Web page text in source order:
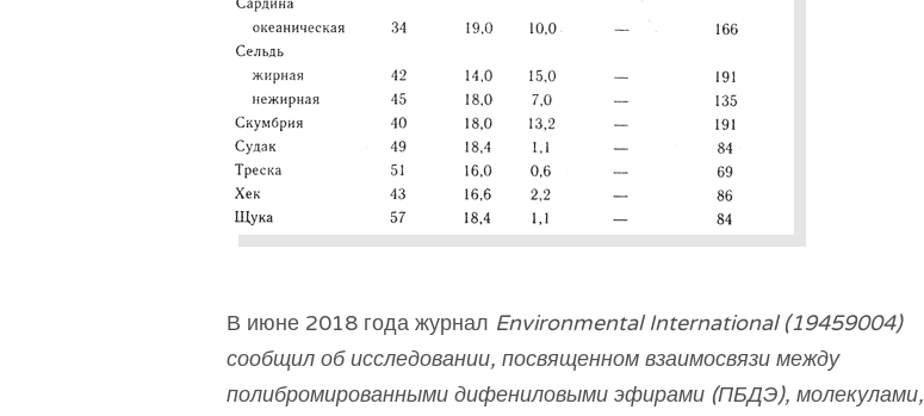
В июне 2018 года журнал Environmental International (19459004)
сообщил об исследовании, посвященном взаимосвязи между
полибромированными дифениловыми эфирами (ПБДЭ), молекулами,